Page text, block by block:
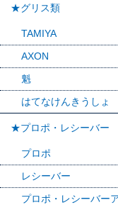
★グリス類
TAMIYA
AXON
魁
はてなけんきうしょ
★プロポ・レシーバー
プロポ
レシーバー
プロポ・レシーバー